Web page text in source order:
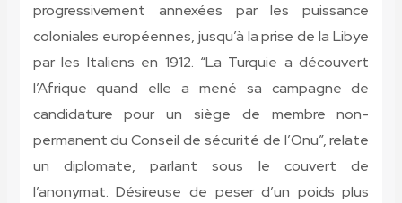
progressivement annexées par les puissance
coloniales européennes, jusqu’à la prise de la Libye
par les Italiens en 1912. “La Turquie a découvert
l’Afrique quand elle a mené sa campagne de
candidature pour un siège de membre non-
permanent du Conseil de sécurité de l’Onu”, relate
un diplomate, parlant sous le couvert de
l’anonymat. Désireuse de peser d’un poids plus